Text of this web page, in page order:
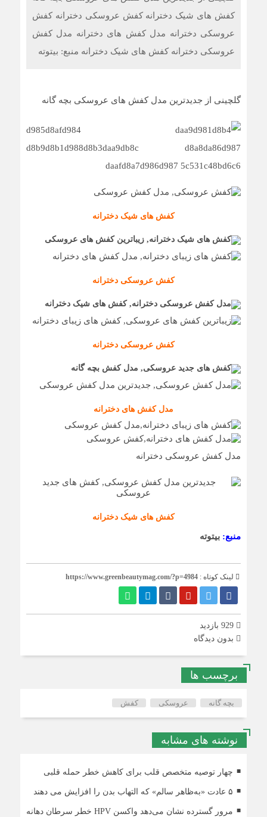
جوانی را در بدن بیدار می‌کند
حد نهایی طول عمر انسان چقدر است؟ دانشمندان حداکثر
کفش های شیک دخترانه کفش عروسکی دخترانه کفش
عروسکی دخترانه مدل کفش های دخترانه مدل کفش
عروسکی دخترانه کفش های شیک دخترانه منبع: بیتوته
گلچینی از جدیدترین مدل کفش های عروسکی بچه گانه
کفش های شیک دخترانه
کفش عروسکی دخترانه
کفش عروسکی دخترانه
مدل کفش های دخترانه
مدل کفش عروسکی دخترانه
کفش های شیک دخترانه
منبع: بیتوته
لینک کوتاه : https://www.greenbeautymag.com/?p=4984
بدون دیدگاه
برچسب ها
بچه گانه عروسکی کفش
نوشته های مشابه
چهار توصیه متخصص قلب برای کاهش خطر حمله قلبی
۵ عادت «به‌ظاهر سالم» که التهاب بدن را افزایش می دهند
مرور گسترده نشان می‌دهد واکسن HPV خطر سرطان دهانه